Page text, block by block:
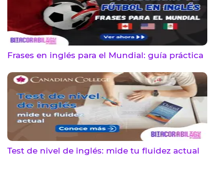
Frases en inglés para el Mundial: guía práctica
Test de nivel de inglés: mide tu fluidez actual